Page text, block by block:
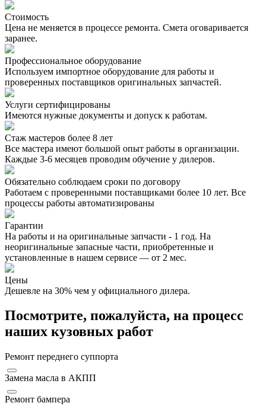
Стоимость
Цена не меняется в процессе ремонта. Смета оговаривается
заранее.
Профессиональное оборудование
Используем импортное оборудование для работы и
проверенных поставщиков оригинальных запчастей.
Услуги сертифицированы
Имеются нужные документы и допуск к работам.
Стаж мастеров более 8 лет
Все мастера имеют большой опыт работы в организации.
Каждые 3-6 месяцев проводим обучение у дилеров.
Обязательно соблюдаем сроки по договору
Работаем с проверенными поставщиками более 10 лет. Все
процессы работы автоматизированы
Гарантии
На работы и на оригинальные запчасти - 1 год. На
неоригинальные запасные части, приобретенные и
установленные в нашем сервисе — от 2 мес.
Цены
Дешевле на 30% чем у официального дилера.
Посмотрите, пожалуйста, на процесс
наших кузовных работ
Ремонт переднего суппорта
Замена масла в АКПП
Ремонт бампера